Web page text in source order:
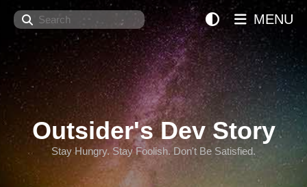
Search
Outsider's Dev Story
Stay Hungry. Stay Foolish. Don't Be Satisfied.
MENU